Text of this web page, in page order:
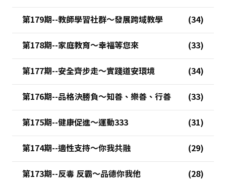
第179期--教師學習社群～發展跨域教學
第178期--家庭教育～幸福等您來
第177期--安全齊步走～實踐道安環境
第176期--品格決勝負～知善、樂善、行善
第175期--健康促進～運動333
第174期--適性支持～你我共融
第173期--反毒 反霸～品德你我他